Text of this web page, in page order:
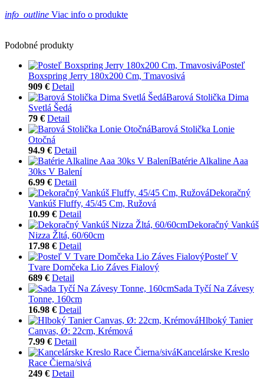
info_outline Viac info o produkte
Podobné produkty
Posteľ
Boxspring Jerry 180x200 Cm, Tmavosivá
909 € Detail
Barová Stolička Dima
Svetlá Šedá
79 € Detail
Barová Stolička Lonie
Otočná
94.9 € Detail
Batérie Alkaline Aaa
30ks V Balení
6.99 € Detail
Dekoračný
Vankúš Fluffy, 45/45 Cm, Ružová
10.99 € Detail
Dekoračný Vankúš
Nizza Žltá, 60/60cm
17.98 € Detail
Posteľ V
Tvare Domčeka Lio Záves Fialový
689 € Detail
Sada Tyčí Na Závesy
Tonne, 160cm
16.98 € Detail
Hlboký Tanier
Canvas, Ø: 22cm, Krémová
7.99 € Detail
Kancelárske Kreslo
Race Čierna/sivá
249 € Detail